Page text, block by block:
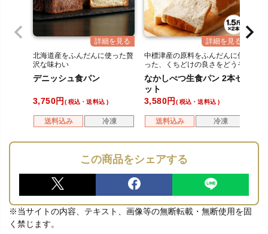
北海道産をふんだんに使った贅
沢な味わい
デニッシュ食パン
送料込み 冷凍
3,750 税込・送料込
中標津産の原料をふんだんに使
った、くちどけの良さをどうぞ
なかしべつ生食パン 2本セ
ット
送料込み 冷凍
3,580 税込・送料込
この商品をシェアする
※当サイトの内容、テキスト、画像等の無断転載・無断使用を固
く禁じます。